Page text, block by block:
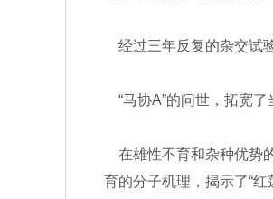
经过三年反复的杂交试
“马协A”的问世，拓宽了
在雄性不育和杂种优势
育的分子机理，揭示了“